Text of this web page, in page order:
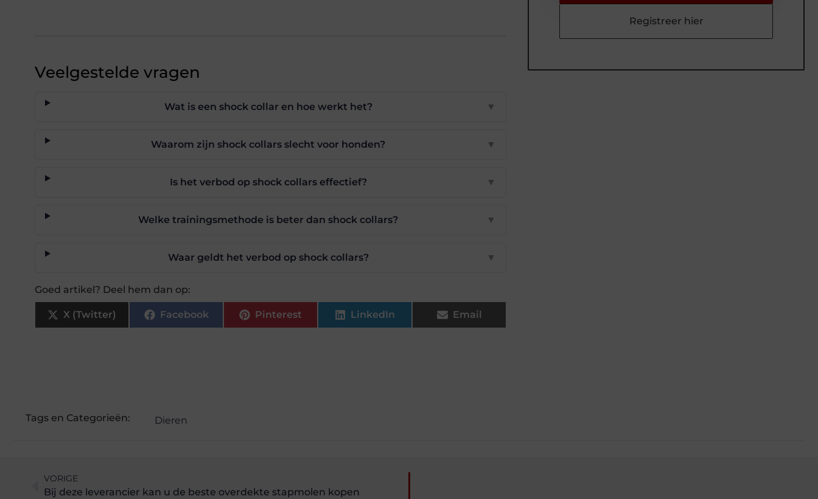
Veelgestelde vragen
Wat is een shock collar en hoe werkt het? ▼
Waarom zijn shock collars slecht voor honden? ▼
Is het verbod op shock collars effectief? ▼
Welke trainingsmethode is beter dan shock collars? ▼
Waar geldt het verbod op shock collars? ▼
Goed artikel? Deel hem dan op:
X (Twitter) Facebook Pinterest LinkedIn Email
Registreer hier
Tags en Categorieën: Dieren
VORIGE
Bij deze leverancier kan u de beste overdekte stapmolen kopen